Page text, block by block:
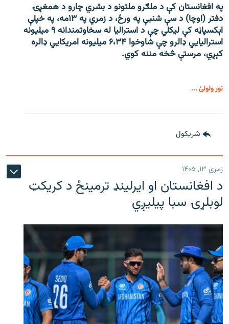
په افغانستان کې د ملګرو ملتونو د بشري چارو د همغږۍ
دفتر (اوچا) د سې ‌شنبې په ورځ، د زمري په ۱۳مه، په خپلې
اېکسپاڼه کې لیکلي چې د استرالیا له سخاوتمندانه ۹ میلیونه
استرالیايي ډالرو چې شاوخوا ۶،۳۴ میلیونه امریکايي ډالره
کېږي، مرستې څخه مننه کوي.
نور ولولئ ...
شريکول
زمری ۱۳, ۱۴۰۵
د افغانستان او ایرلینډ ترمینځ د کریکټ
لوبلړۍ سبا پیلیږي